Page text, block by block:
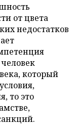
от цвета
недостатков
который
то это